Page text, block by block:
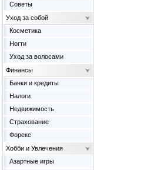
Советы
Уход за собой
Косметика
Ногти
Уход за волосами
Финансы
Банки и кредиты
Налоги
Недвижимость
Страхование
Форекс
Хобби и Увлечения
Азартные игры